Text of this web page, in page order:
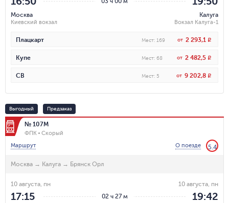
Москва
Киевский вокзал
Калуга
Вокзал Калуга-1
Плацкарт Мест: 169 от 2 293,1 R
Купе Мест: 68 от 2 482,5 R
СВ Мест: 5 от 9 202,8 R
Выгодный Предзаказ
№ 107М
ФПК
Скорый
Маршрут
О поезде 5.4
Москва → Калуга → Брянск Орл
02 ч 27 м
10 августа, пн
17:15
10 августа, пн
19:42